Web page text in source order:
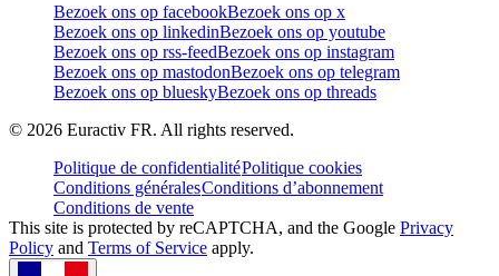
Bezoek ons op facebookBezoek ons op x
Bezoek ons op linkedinBezoek ons op youtube
Bezoek ons op rss-feedBezoek ons op instagram
Bezoek ons op mastodonBezoek ons op telegram
Bezoek ons op blueskyBezoek ons op threads
© 2026 Euractiv FR. All rights reserved.
Politique de confidentialitéPolitique cookies
Conditions généralesConditions d’abonnement
Conditions de vente
This site is protected by reCAPTCHA, and the Google Privacy
Policy and Terms of Service apply.